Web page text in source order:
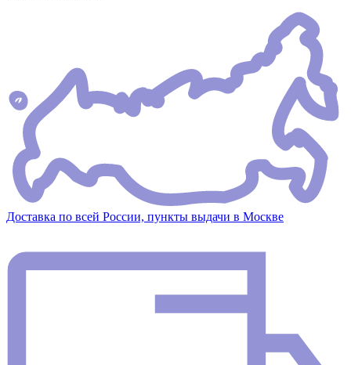
Доставка по всей России, пункты выдачи в Москве